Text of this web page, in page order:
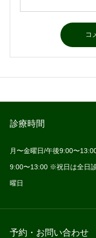
診療時間
月〜金曜日/午後9:00〜
9:00〜13:00 ※祝日は全日
曜日
予約・お問い合わせ